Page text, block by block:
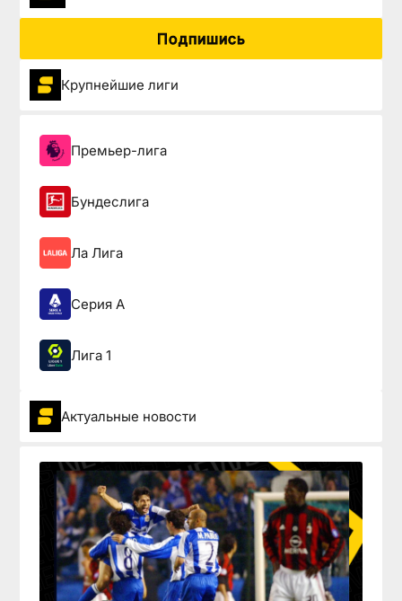
Подпишись
Крупнейшие лиги
Премьер-лига
Бундеслига
Ла Лига
Серия А
Лига 1
Актуальные новости